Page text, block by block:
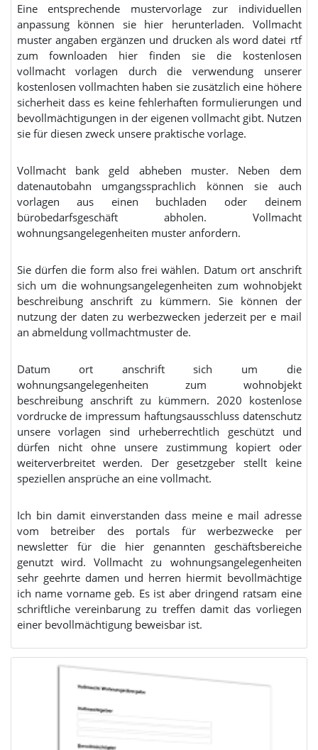
Eine entsprechende mustervorlage zur individuellen
anpassung können sie hier herunterladen. Vollmacht
muster angaben ergänzen und drucken als word datei rtf
zum fownloaden hier finden sie die kostenlosen
vollmacht vorlagen durch die verwendung unserer
kostenlosen vollmachten haben sie zusätzlich eine höhere
sicherheit dass es keine fehlerhaften formulierungen und
bevollmächtigungen in der eigenen vollmacht gibt. Nutzen
sie für diesen zweck unsere praktische vorlage.
Vollmacht bank geld abheben muster. Neben dem
datenautobahn umgangssprachlich können sie auch
vorlagen aus einen buchladen oder deinem
bürobedarfsgeschäft abholen. Vollmacht
wohnungsangelegenheiten muster anfordern.
Sie dürfen die form also frei wählen. Datum ort anschrift
sich um die wohnungsangelegenheiten zum wohnobjekt
beschreibung anschrift zu kümmern. Sie können der
nutzung der daten zu werbezwecken jederzeit per e mail
an abmeldung vollmachtmuster de.
Datum ort anschrift sich um die
wohnungsangelegenheiten zum wohnobjekt
beschreibung anschrift zu kümmern. 2020 kostenlose
vordrucke de impressum haftungsausschluss datenschutz
unsere vorlagen sind urheberrechtlich geschützt und
dürfen nicht ohne unsere zustimmung kopiert oder
weiterverbreitet werden. Der gesetzgeber stellt keine
speziellen ansprüche an eine vollmacht.
Ich bin damit einverstanden dass meine e mail adresse
vom betreiber des portals für werbezwecke per
newsletter für die hier genannten geschäftsbereiche
genutzt wird. Vollmacht zu wohnungsangelegenheiten
sehr geehrte damen und herren hiermit bevollmächtige
ich name vorname geb. Es ist aber dringend ratsam eine
schriftliche vereinbarung zu treffen damit das vorliegen
einer bevollmächtigung beweisbar ist.